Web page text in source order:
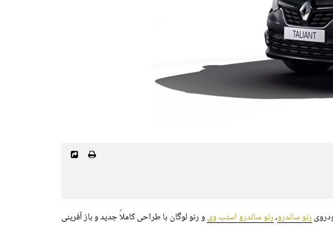
رنو ساندرو،رنو ساندرو استپ ویو رنو لوگان با طراحی کاملاً جدید و باز آفرینی